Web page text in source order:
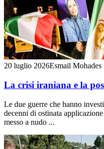
20 luglio 2026Esmail Mohades
La crisi iraniana e la
Le due guerre che hanno
decenni di ostinata
messo a nudo ...